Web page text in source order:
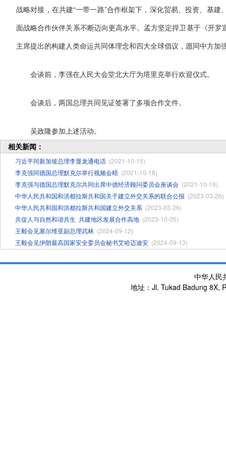
战略对接，在共建“一带一路”合作框架下，深化贸易、投资、基
面战略合作伙伴关系不断迈向更高水平。孟方坚定捍卫基于《开
主席提出的构建人类命运共同体理念和四大全球倡议，愿同中方
会谈前，李强在人民大会堂北大厅为塔里克举行欢迎仪式。
会谈后，两国总理共同见证签署了多项合作文件。
吴政隆参加上述活动。
相关新闻：
习近平同新加坡总理李显龙通电话 (2021-10-15)
李克强同德国总理默克尔举行视频会晤 (2021-10-18)
李克强与德国总理默克尔共同出席中德经济顾问委员会座谈会 (2021-10-19)
中华人民共和国和洪都拉斯共和国关于建立外交关系的联合公报 (2023-03-26)
中华人民共和国和洪都拉斯共和国建立外交关系 (2023-03-26)
共促人与自然和谐共生 ​共建地区发展合作高地 (2023-10-05)
王毅会见塞尔维亚副总理武林 (2024-09-12)
王毅会见伊朗最高国家安全委员会秘书艾哈迈迪安 (2024-09-13)
中华人民
地址：Jl. Tukad Badung 8X,